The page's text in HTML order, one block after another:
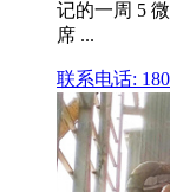
记的一周 5
席 ...
联系电话: 180